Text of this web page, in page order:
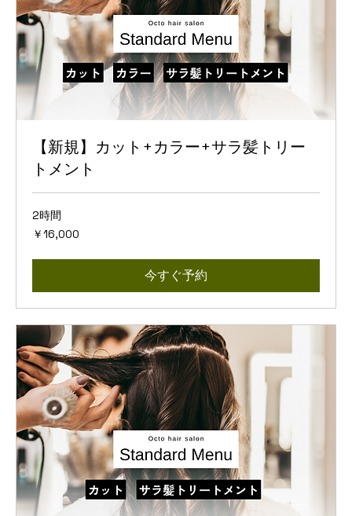
【新規】カット+カラー+サラ髪トリー
トメント
2時間
16,000
円
￥16,000
今すぐ予約